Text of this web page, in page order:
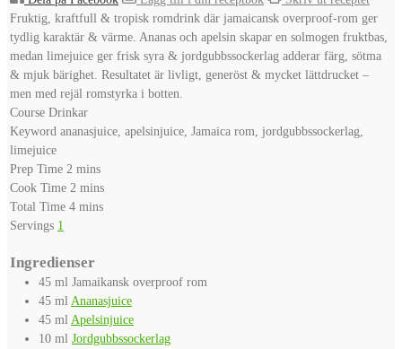
Fruktig, kraftfull & tropisk romdrink där jamaicansk overproof-rom ger
tydlig karaktär & värme. Ananas och apelsin skapar en solmogen fruktbas,
medan limejuice ger frisk syra & jordgubbssockerlag adderar färg, sötma
& mjuk bärighet. Resultatet är livligt, generöst & mycket lättdrucket –
men med rejäl romstyrka i botten.
Course Drinkar
Keyword ananasjuice, apelsinjuice, Jamaica rom, jordgubbssockerlag,
limejuice
Prep Time 2 minutes
mins
Cook Time 2 minutes
mins
Total Time 4minutes
mins
Servings 1
Ingredienser
45 ml Jamaikansk overproof rom
45 mlAnanasjuice
45 mlApelsinjuice
10 ml Jordgubbssockerlag